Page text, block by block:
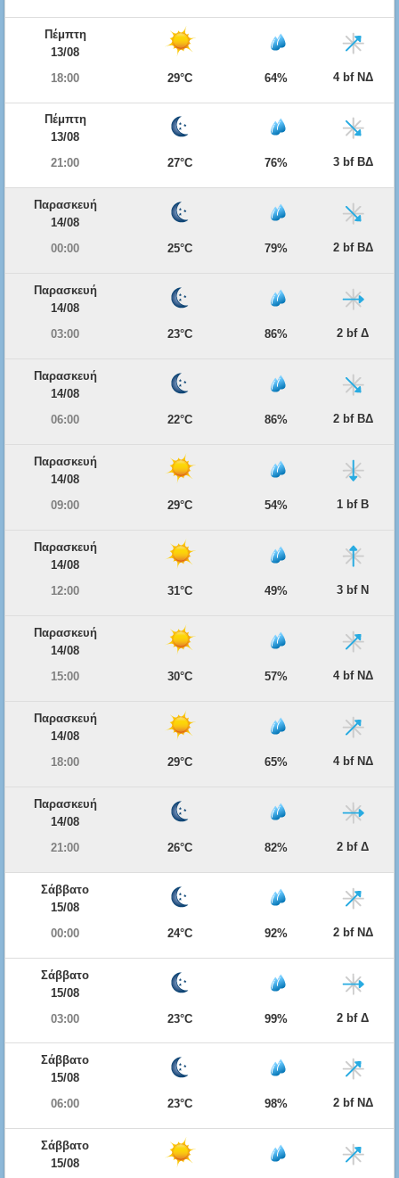
Πέμπτη
13/08
18:00
29°C 64% 4 bf ΝΔ
Πέμπτη
13/08
21:00
27°C 76% 3 bf ΒΔ
Παρασκευή
14/08
00:00
25°C 79% 2 bf ΒΔ
Παρασκευή
14/08
03:00
23°C 86% 2 bf Δ
Παρασκευή
14/08
06:00
22°C 86% 2 bf ΒΔ
Παρασκευή
14/08
09:00
29°C 54% 1 bf Β
Παρασκευή
14/08
12:00
31°C 49% 3 bf Ν
Παρασκευή
14/08
15:00
30°C 57% 4 bf ΝΔ
Παρασκευή
14/08
18:00
29°C 65% 4 bf ΝΔ
Παρασκευή
14/08
21:00
26°C 82% 2 bf Δ
Σάββατο
15/08
00:00
24°C 92% 2 bf ΝΔ
Σάββατο
15/08
03:00
23°C 99% 2 bf Δ
Σάββατο
15/08
06:00
23°C 98% 2 bf ΝΔ
Σάββατο
15/08